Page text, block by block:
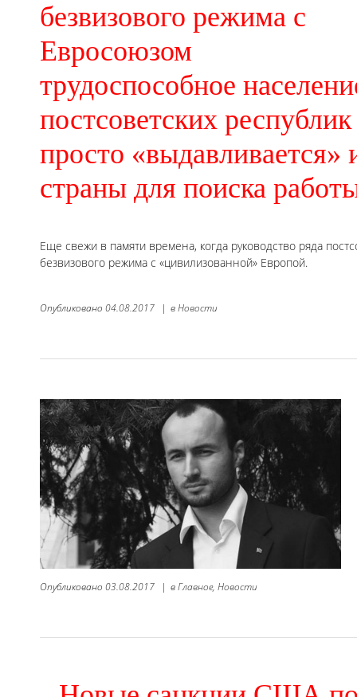
безвизового режима с
Евросоюзом
трудоспособное
постсоветских республик
просто «выдавливается»
страны для поиска
Еще свежи в памяти времена, когда руководство ряда
безвизового режима с «цивилизованной» Европой.
Опубликовано 04.08.2017 | вНовости
Опубликовано 03.08.2017 | вГлавное, Новости